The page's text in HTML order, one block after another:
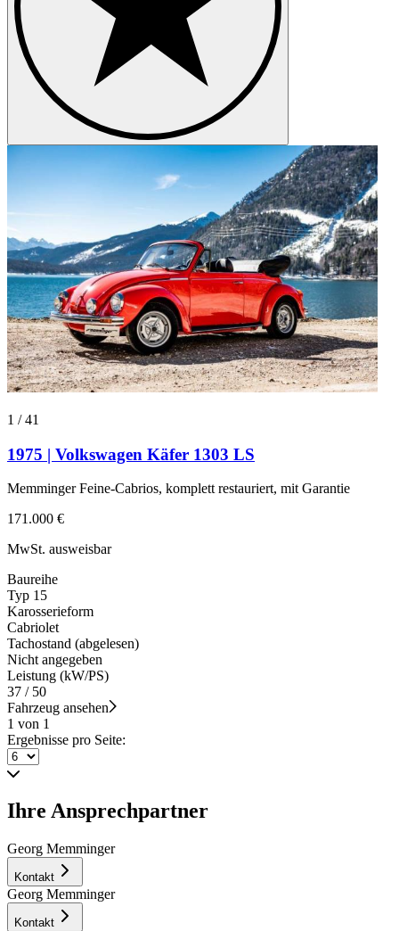
1 /41
1975 | Volkswagen Käfer 1303 LS
Memminger Feine-Cabrios, komplett restauriert, mit Garantie
171.000 €
MwSt. ausweisbar
Baureihe
Typ 15
Karosserieform
Cabriolet
Tachostand (abgelesen)
Nicht angegeben
Leistung (kW/PS)
37 / 50
Fahrzeug ansehen
1 von 1
Ergebnisse pro Seite:
Ihre Ansprechpartner
Georg Memminger
Kontakt
Georg Memminger
Kontakt